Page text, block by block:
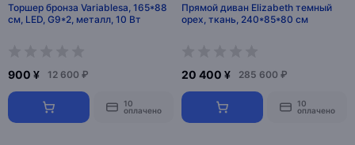
Торшер бронза Variablesa, 165*88
см, LED, G9*2, металл, 10 Вт
900 ¥ 12 600 ₽
10
оплачено
Прямой диван Elizabeth темный
орех, ткань, 240*85*80 см
20 400 ¥ 285 600 ₽
10
оплачено